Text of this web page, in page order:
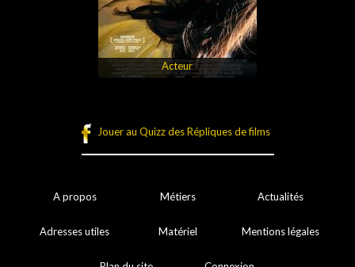
Acteur
Jouer au Quizz des Répliques de films
A propos Métiers Actualités
Adresses utiles Matériel Mentions légales